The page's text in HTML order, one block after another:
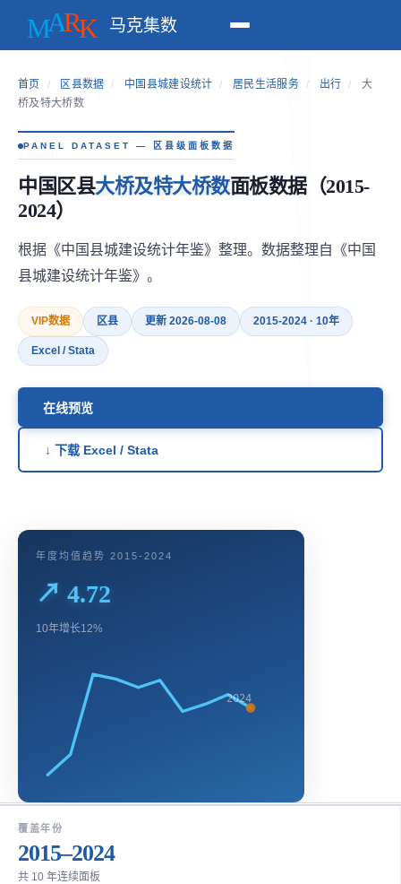
马克集数
首页 / 区县数据 / 中国县城建设统计 / 居民生活服务 / 出行 /
大
桥及特大桥数
PANEL DATASET — 区县级面板数据
中国区县大桥及特大桥数面板数据（2015-
2024）
根据《中国县城建设统计年鉴》整理。数据整理自《中国
县城建设统计年鉴》。
VIP数据 区县 更新 2026-08-08 2015-2024 · 10年
Excel / Stata
在线预览
↓ 下载 Excel / Stata
年度均值趋势 2015-2024
↗ 4.72
10年增长12%
2024
覆盖年份
2015–2024
共 10 年连续面板